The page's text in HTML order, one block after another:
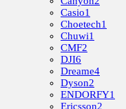
Casio1
Choetech1
Chuwi1
CMF2
DJI6
Dreame4
Dyson2
ENDORFY1
Ericsson2